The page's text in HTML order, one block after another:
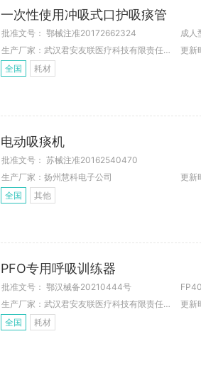
一次性使用冲吸式口护吸痰管
批准文号： 鄂械注准20172662324
成人
生产厂家：武汉君安友联医疗科技有限责任公司
更新
全国
耗材
电动吸痰机
批准文号： 苏械注准20162540470
生产厂家：扬州慧科电子公司
更新
全国
其他
PFO专用呼吸训练器
批准文号： 鄂汉械备20210444号
生产厂家：武汉君安友联医疗科技有限责任公司
更新
全国
耗材